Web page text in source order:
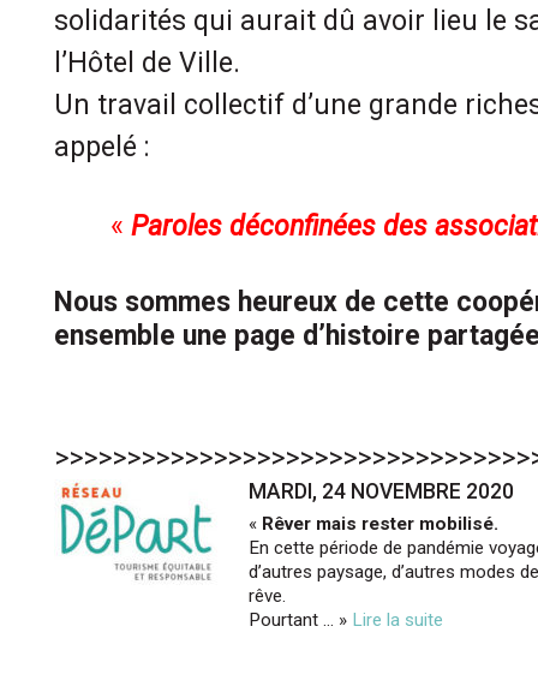
solidarités qui aurait dû avoir lieu le
l’Hôtel de Ville.
Un travail collectif d’une grande
appelé :
« Paroles déconfinées des
Nous sommes heureux de cette
ensemble une page d’histoire
MARDI, 24 NOVEMBRE 2020
« Rêver mais rester mobilisé.
En cette période de pandémie
d’autres paysage, d’autres modes
rêve.
Pourtant … » Lire la suite